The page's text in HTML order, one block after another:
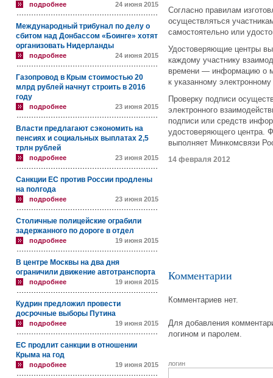
подробнее 24 июня 2015
Международный трибунал по делу о
сбитом над Донбассом «Боинге» хотят
организовать Нидерланды
подробнее 24 июня 2015
Газопровод в Крым стоимостью 20
млрд рублей начнут строить в 2016
году
подробнее 23 июня 2015
Власти предлагают сэкономить на
пенсиях и социальных выплатах 2,5
трлн рублей
подробнее 23 июня 2015
Санкции ЕС против России продлены
на полгода
подробнее 23 июня 2015
Столичные полицейские ограбили
задержанного по дороге в отдел
подробнее 19 июня 2015
В центре Москвы на два дня
ограничили движение автотранспорта
подробнее 19 июня 2015
Кудрин предложил провести
досрочные выборы Путина
подробнее 19 июня 2015
ЕС продлит санкции в отношении
Крыма на год
подробнее 19 июня 2015
Согласно правилам
осуществляться
самостоятельно или
Удостоверяющие центры
каждому участнику
времени — информацию о
к указанному
Проверку подписи
электронного
подписи или средств
удостоверяющего центра.
выполняет Минкомсвязи
14 февраля 2012
Комментарии
Комментариев нет.
Для добавления
логином и паролем.
логин